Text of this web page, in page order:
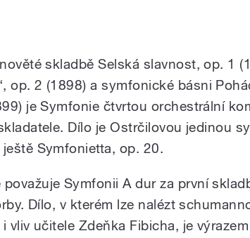
skladbě Selská slavnost, op. 1
op. 2 (1898) a symfonické básni
je Symfonie čtvrtou orchestrální
Dílo je Ostrčilovou jedinou
Symfonietta, op. 20.
Symfonii A dur za první
Dílo, v kterém lze nalézt
vliv učitele Zdeňka Fibicha, je